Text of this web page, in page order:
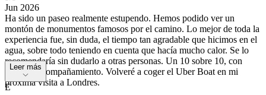
Jun 2026
Ha sido un paseo realmente estupendo. Hemos podido ver un
montón de monumentos famosos por el camino. Lo mejor de toda la
experiencia fue, sin duda, el tiempo tan agradable que hicimos en el
agua, sobre todo teniendo en cuenta que hacía mucho calor. Se lo
recomendaría sin dudarlo a otras personas. Un 10 sobre 10, con
arroz de acompañamiento. Volveré a coger el Uber Boat en mi
próxima visita a Londres.
Leer más
E